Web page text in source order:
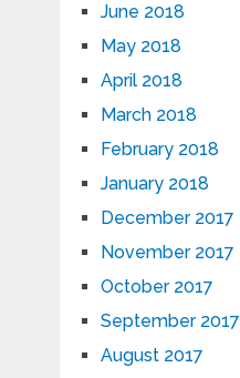
June 2018
May 2018
April 2018
March 2018
February 2018
January 2018
December 2017
November 2017
October 2017
September 2017
August 2017